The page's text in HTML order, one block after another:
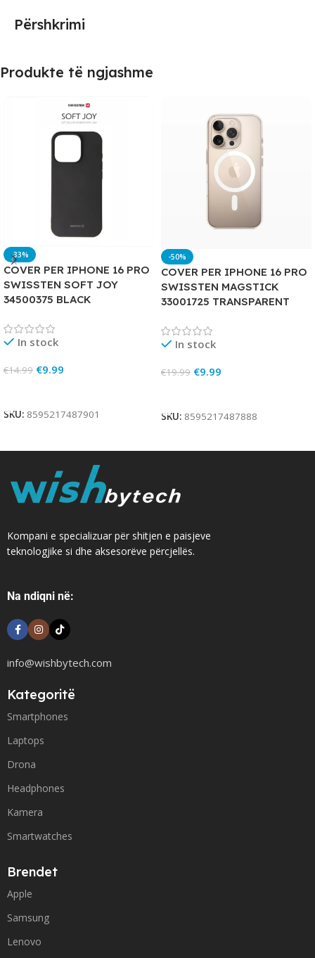
Përshkrimi
Produkte të ngjashme
-33%
COVER PER IPHONE 16 PRO
SWISSTEN SOFT JOY
34500375 BLACK
In stock
€14.99 €9.99
SKU: 8595217487901
-50%
COVER PER IPHONE 16 PRO
SWISSTEN MAGSTICK
33001725 TRANSPARENT
In stock
€19.99 €9.99
SKU: 8595217487888
Kompani e specializuar për shitjen e paisjeve
teknologjike si dhe aksesorëve përcjellës.
Na ndiqni në:
info@wishbytech.com
Kategoritë
Smartphones
Laptops
Drona
Headphones
Kamera
Smartwatches
Brendet
Apple
Samsung
Lenovo